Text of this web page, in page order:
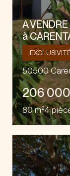
A
à
50500
206
80 m²4